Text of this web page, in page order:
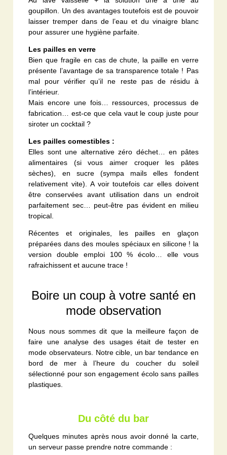
goupillon. Un des avantages toutefois est de pouvoir
laisser tremper dans de l’eau et du vinaigre blanc
pour assurer une hygiène parfaite.
Les pailles en verre
Bien que fragile en cas de chute, la paille en verre
présente l’avantage de sa transparence totale ! Pas
mal pour vérifier qu’il ne reste pas de résidu à
l’intérieur.
Mais encore une fois… ressources, processus de
fabrication… est-ce que cela vaut le coup juste pour
siroter un cocktail ?
Les pailles comestibles :
Elles sont une alternative zéro déchet… en pâtes
alimentaires (si vous aimer croquer les pâtes
sèches), en sucre (sympa mails elles fondent
relativement vite). A voir toutefois car elles doivent
être conservées avant utilisation dans un endroit
parfaitement sec… peut-être pas évident en milieu
tropical.
Récentes et originales, les pailles en glaçon
préparées dans des moules spéciaux en silicone ! la
version double emploi 100 % écolo… elle vous
rafraichissent et aucune trace !
Boire un coup à votre santé en
mode observation
Nous nous sommes dit que la meilleure façon de
faire une analyse des usages était de tester en
mode observateurs. Notre cible, un bar tendance en
bord de mer à l’heure du coucher du soleil
sélectionné pour son engagement écolo sans pailles
plastiques.
Du côté du bar
Quelques minutes après nous avoir donné la carte,
un serveur passe prendre notre commande :